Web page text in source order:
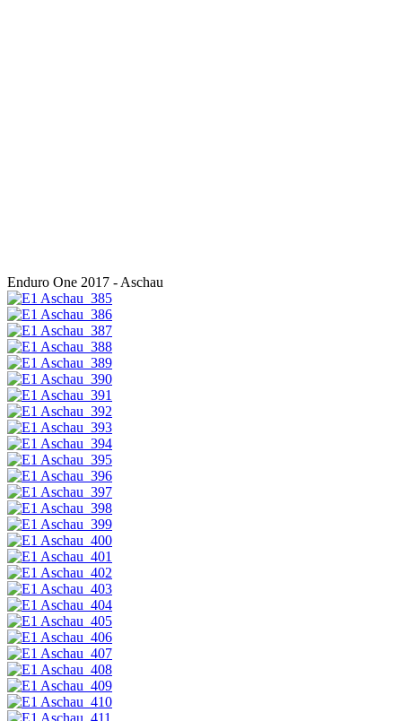
Enduro One 2017 - Aschau